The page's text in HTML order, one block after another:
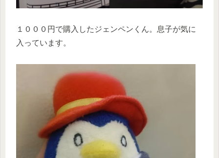
１０００円で購入したジェンペンくん。息子が気に
入っています。